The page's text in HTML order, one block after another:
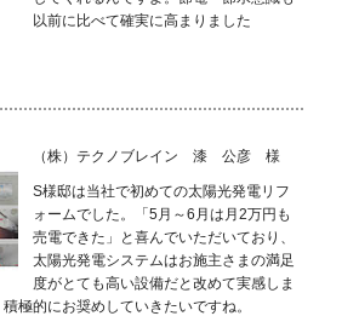
以前に比べて確実に高まりました
（株）テクノブレイン 漆 公彦 様
S様邸は当社で初めての太陽光発電リフ
ォームでした。「5月～6月は月2万円も
売電できた」と喜んでいただいており、
太陽光発電システムはお施主さまの満足
度がとても高い設備だと改めて実感しま
極的にお奨めしていきたいですね。